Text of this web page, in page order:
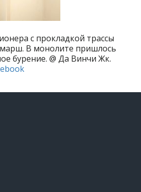
с прокладкой трассы
В монолите пришлось
бурение. @ Да Винчи Жк.